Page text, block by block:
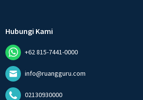
Hubungi Kami
+62 815-7441-0000
info@ruangguru.com
02130930000